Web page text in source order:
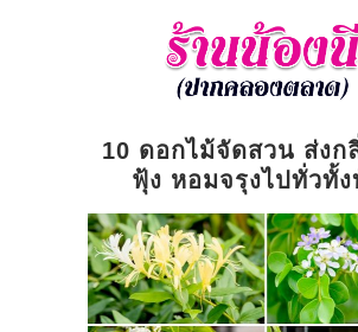
10 ดอกไม้จัดสวน ส่งก
ฟุ้ง หอมจรุงไปทั่วทั้